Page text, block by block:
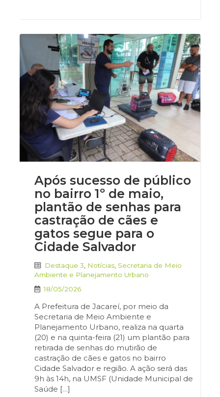
Após sucesso de público
no bairro 1º de maio,
plantão de senhas para
castração de cães e
gatos segue para o
Cidade Salvador
Destaque 3 Notícias Secretaria de Meio
Ambiente e Planejamento Urbano
18/05/2026
A Prefeitura de Jacareí, por meio da
Secretaria de Meio Ambiente e
Planejamento Urbano, realiza na quarta
(20) e na quinta-feira (21) um plantão para
retirada de senhas do mutirão de
castração de cães e gatos no bairro
Cidade Salvador e região. A ação será das
9h às 14h, na UMSF (Unidade Municipal de
Saúde […]